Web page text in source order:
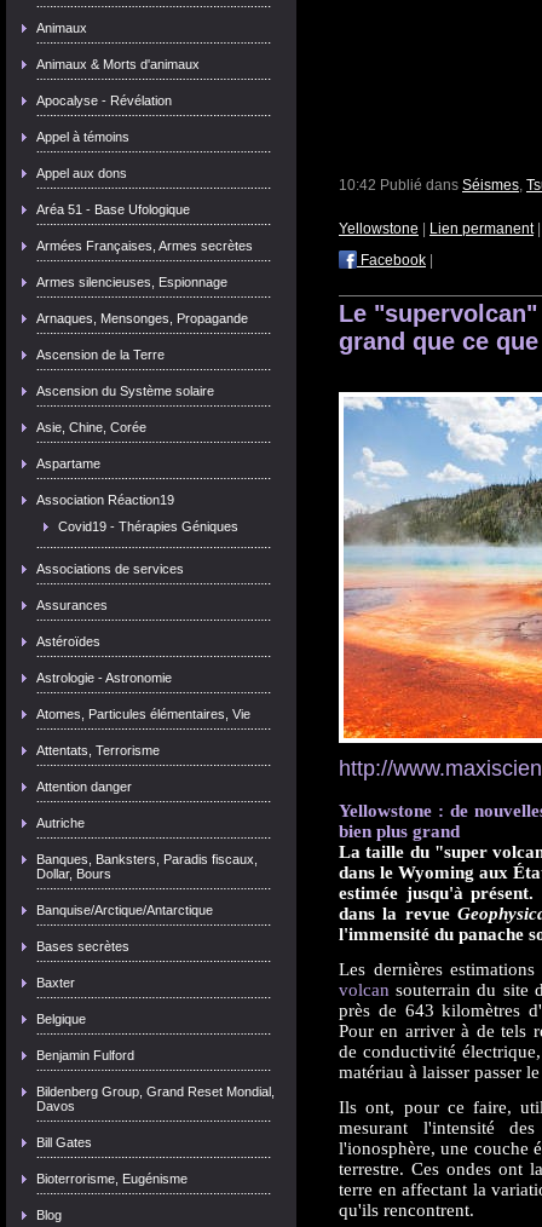
Animaux
Animaux & Morts d'animaux
Apocalyse - Révélation
Appel à témoins
Appel aux dons
Aréa 51 - Base Ufologique
Armées Françaises, Armes secrètes
Armes silencieuses, Espionnage
Arnaques, Mensonges, Propagande
Ascension de la Terre
Ascension du Système solaire
Asie, Chine, Corée
Aspartame
Association Réaction19
Covid19 - Thérapies Géniques
Associations de services
Assurances
Astéroïdes
Astrologie - Astronomie
Atomes, Particules élémentaires, Vie
Attentats, Terrorisme
Attention danger
Autriche
Banques, Banksters, Paradis fiscaux,
Dollar, Bours
Banquise/Arctique/Antarctique
Bases secrètes
Baxter
Belgique
Benjamin Fulford
Bildenberg Group, Grand Reset Mondial,
Davos
Bill Gates
Bioterrorisme, Eugénisme
Blog
10:42 Publié dans Séismes,
Yellowstone Lien permanent
Facebook
Le
grand que ce
http://
Yellowstone : de
bien plus grand
La taille du "super
dans le Wyoming aux
estimée jusqu'à
dans la revue
l'immensité du panache
Les dernières
volcan souterrain du site
près de 643 kilomètres
Pour en arriver à de tels
de conductivité
matériau à laisser passer
Ils ont, pour ce faire,
mesurant l'intensité
l'ionosphère, une couche
terrestre. Ces ondes ont
terre en affectant la
qu'ils rencontrent.